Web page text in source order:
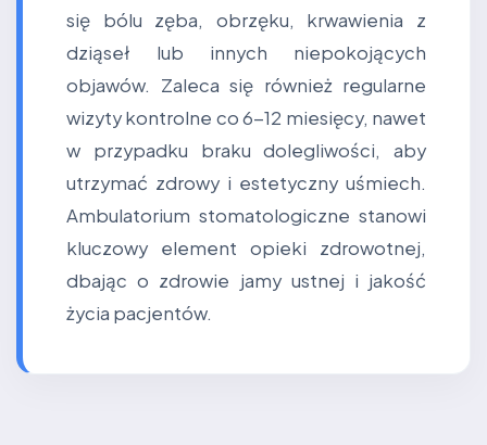
się bólu zęba, obrzęku, krwawienia z
dziąseł lub innych niepokojących
objawów. Zaleca się również regularne
wizyty kontrolne co 6-12 miesięcy, nawet
w przypadku braku dolegliwości, aby
utrzymać zdrowy i estetyczny uśmiech.
Ambulatorium stomatologiczne stanowi
kluczowy element opieki zdrowotnej,
dbając o zdrowie jamy ustnej i jakość
życia pacjentów.